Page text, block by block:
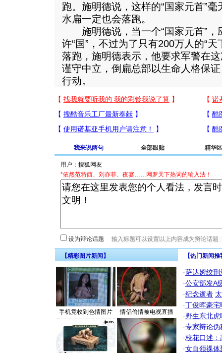
跑。施明德说，这样的“国家元首”
水扁一定也会落跑。
施明德说，当一个“国家元首”，
许“国”，不过为了只有200万人的“
落跑，施明德表示，他要求军警在
谨守中立，倒扁总部以生命人格保
行动。
我来说两句 全部跟贴 精华区
用户：
*依然范特西、刘亦菲、夜宴……网罗天下热词的输入法！
设为辩论话题
【精彩图片新闻】
手机竟收到色情图片 情侣偷情被电视直播
【热门新闻
·萨达姆绞刑
·公安部发A
·纪念逝者
·丁俊晖豪
·野生东北
·专家辩论伪
·校花口述：
·女白领祼体